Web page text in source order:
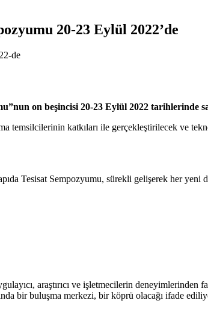
20-23 Eylül 2022’de
on beşincisi 20-23 Eylül 2022 tarihlerinde
temsilcilerinin katkıları ile gerçekleştirilecek ve
Tesisat Sempozyumu, sürekli gelişerek her
araştırıcı ve işletmecilerin
bir buluşma merkezi, bir köprü olacağı ifade